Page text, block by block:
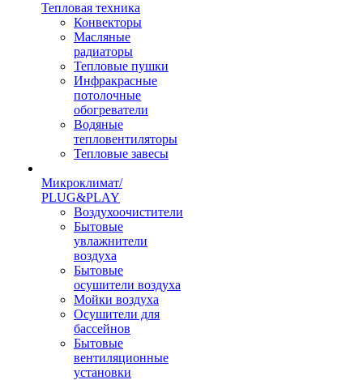
Тепловая техника
Конвекторы
Масляные
радиаторы
Тепловые пушки
Инфракрасные
потолочные
обогреватели
Водяные
тепловентиляторы
Тепловые завесы
Микроклимат/
PLUG&PLAY
Воздухоочистители
Бытовые
увлажнители
воздуха
Бытовые
осушители воздуха
Мойки воздуха
Осушители для
бассейнов
Бытовые
вентиляционные
установки